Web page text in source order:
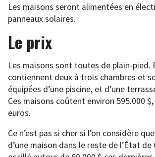
Les maisons seront alimentées en
panneaux solaires.
Le prix
Les maisons sont toutes de plain-pied.
contiennent deux à trois chambres et
équipées d’une piscine, et d’une
Ces maisons coûtent environ 595.000
euros.
Ce n’est pas si cher si l’on considère
d’une maison dans le reste de l’État de